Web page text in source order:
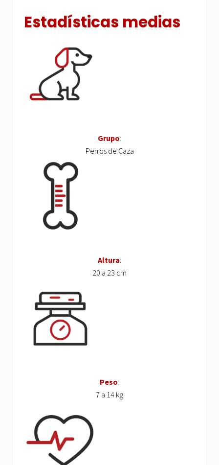
Estadísticas medias
Grupo:
Perros de Caza
Altura:
20 a 23 cm
Peso:
7 a 14 kg